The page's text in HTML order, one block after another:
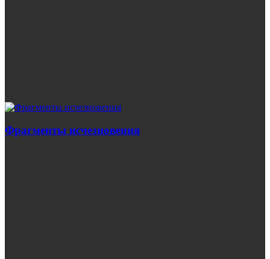
Фрагменты исчезновения